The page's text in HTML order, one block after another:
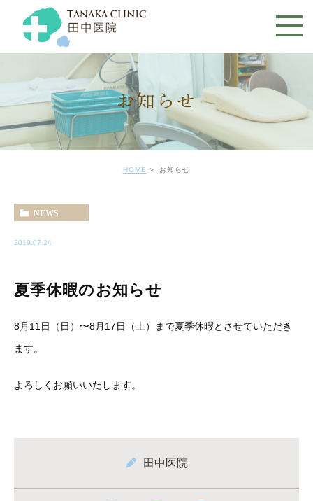
お知らせ
HOME お知らせ
NEWS
2019.07.24
夏季休暇のお知らせ
8月11日（日）〜8月17日（土）まで夏季休暇とさせていただき
ます。
よろしくお願いいたします。
田中医院